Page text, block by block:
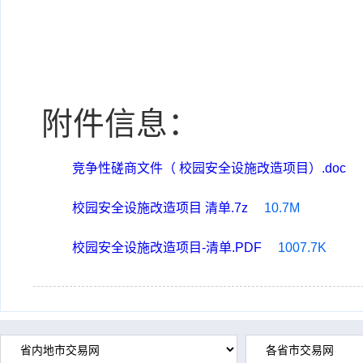
附件信息：
竞争性磋商文件（ 校园安全设施改造项目）.doc
校园安全设施改造项目 清单.7z 10.7M
校园安全设施改造项目-清单.PDF 1007.7K